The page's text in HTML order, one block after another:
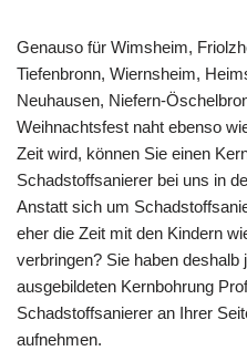
Genauso für Wimsheim,
Tiefenbronn, Wiernsheim,
Neuhausen, Niefern-
Weihnachtsfest naht ebenso
Zeit wird, können Sie einen
Schadstoffsanierer bei uns in
Anstatt sich um
eher die Zeit mit den Kindern
verbringen? Sie haben deshalb
ausgebildeten Kernbohrung
Schadstoffsanierer an Ihrer
aufnehmen.